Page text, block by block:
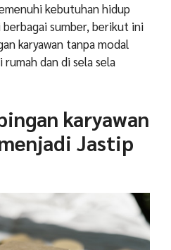
kebutuhan hidup
sumber, berikut ini
karyawan tanpa modal
rumah dan di sela sela
karyawan
Jastip